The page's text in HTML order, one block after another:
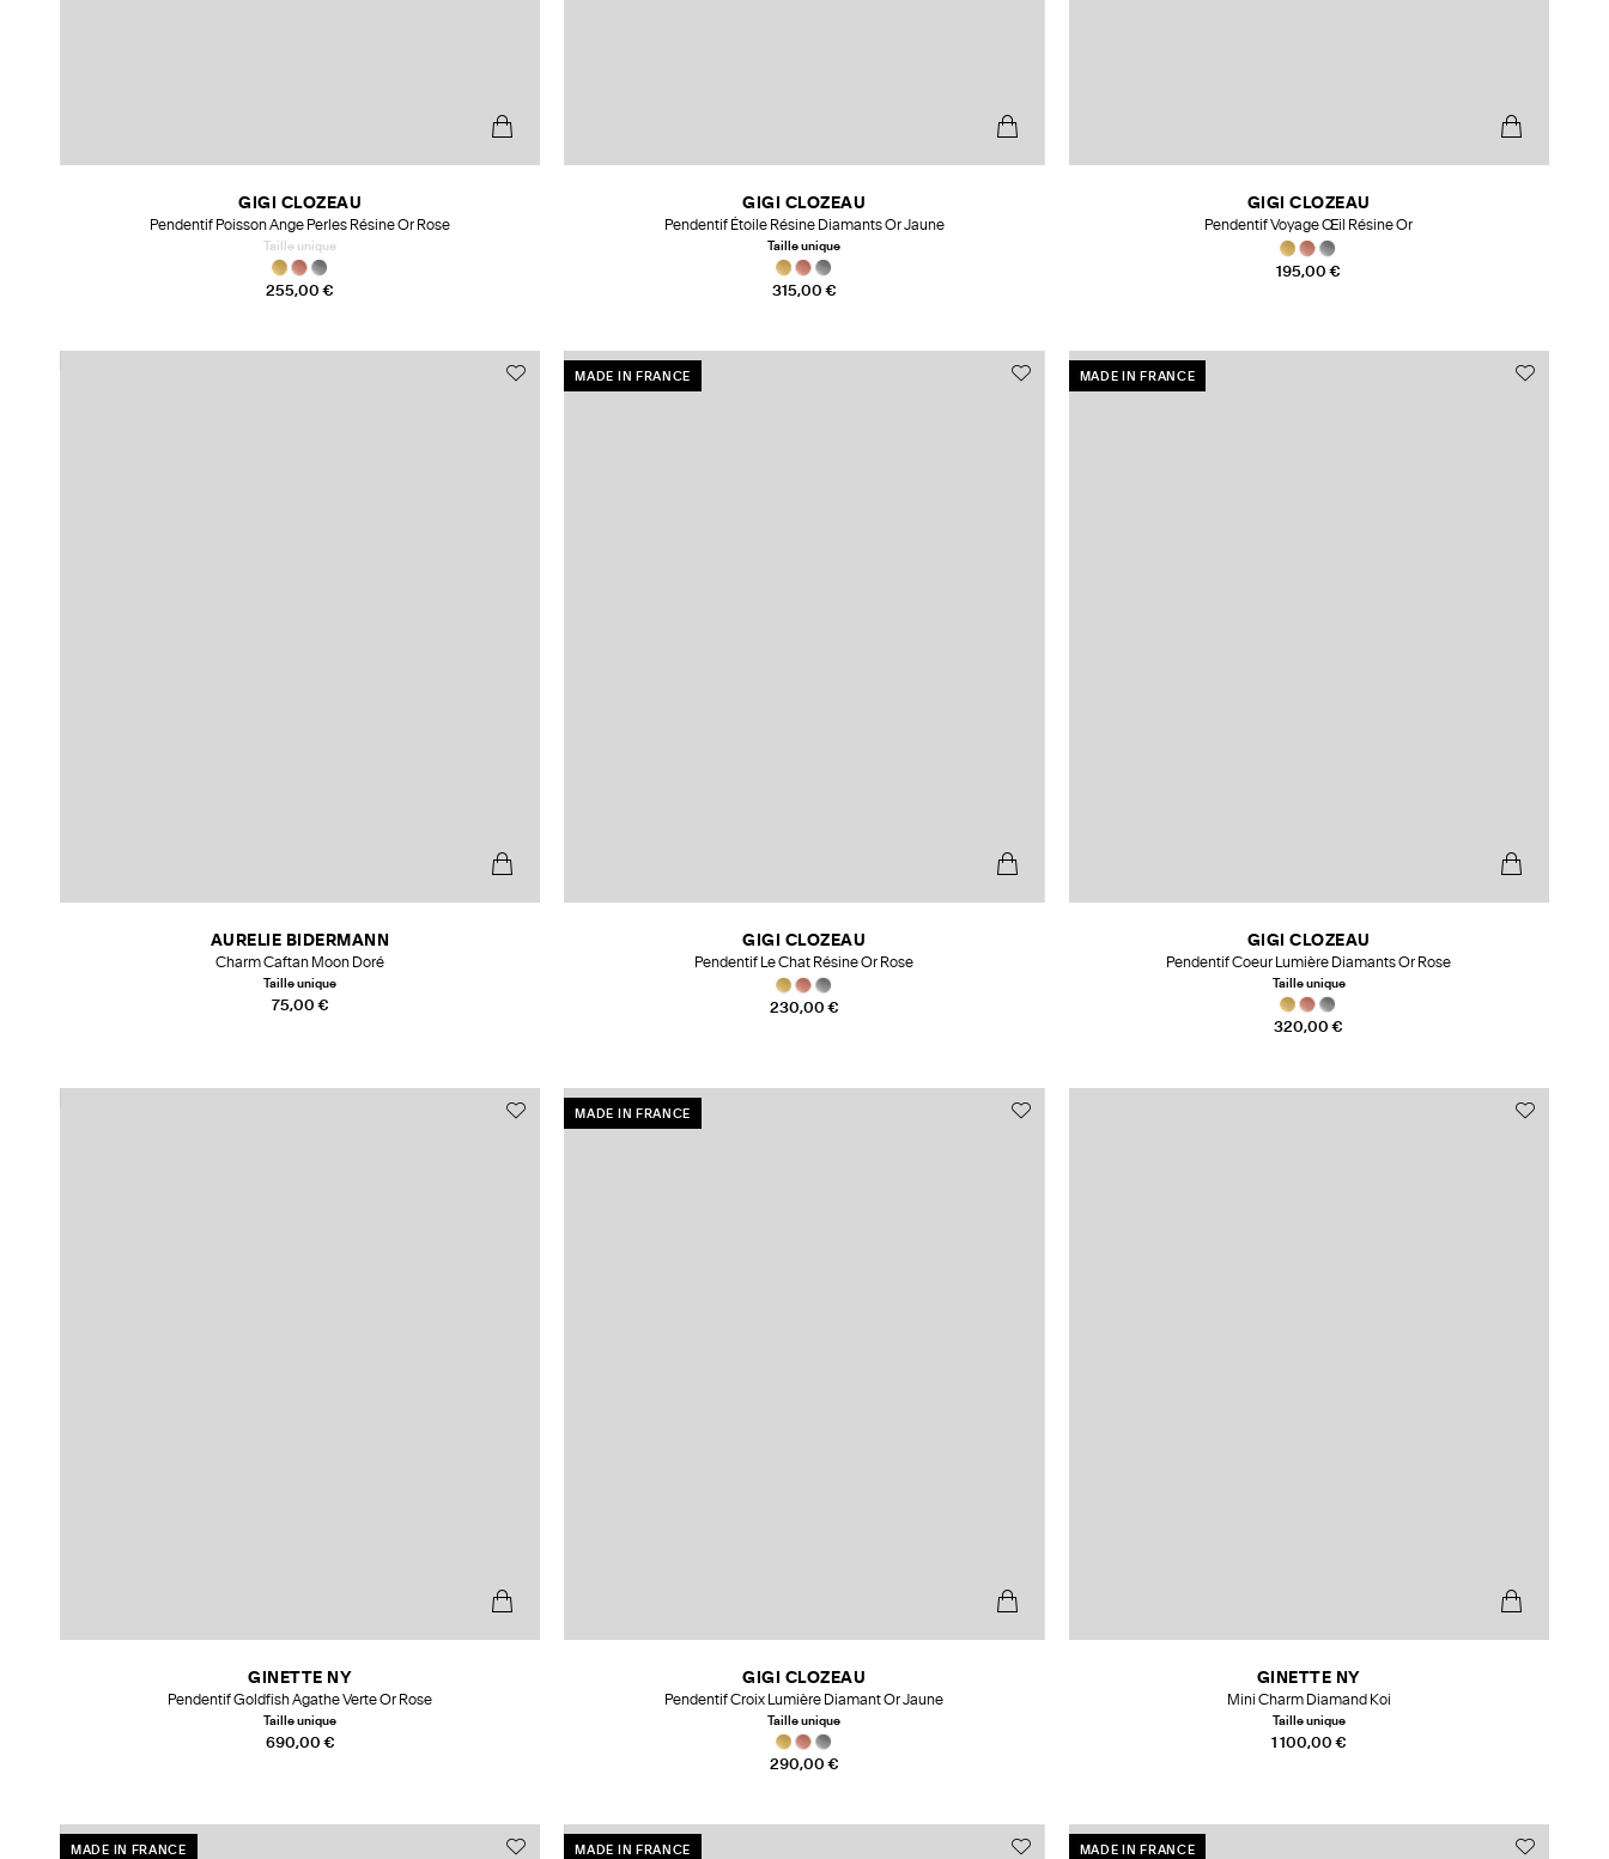
255,00 €
GIGI CLOZEAU
Pendentif Poisson Ange Perles Résine Or Rose
Taille unique
315,00 €
GIGI CLOZEAU
Pendentif Étoile Résine Diamants Or Jaune
Taille unique
195,00 €
GIGI CLOZEAU
Pendentif Voyage Œil Résine Or
75,00 €
AURELIE BIDERMANN
Charm Caftan Moon Doré
Taille unique
MADE IN FRANCE
230,00 €
GIGI CLOZEAU
Pendentif Le Chat Résine Or Rose
MADE IN FRANCE
320,00 €
GIGI CLOZEAU
Pendentif Coeur Lumière Diamants Or Rose
Taille unique
690,00 €
GINETTE NY
Pendentif Goldfish Agathe Verte Or Rose
Taille unique
MADE IN FRANCE
290,00 €
GIGI CLOZEAU
Pendentif Croix Lumière Diamant Or Jaune
Taille unique
1 100,00 €
GINETTE NY
Mini Charm Diamand Koi
Taille unique
MADE IN FRANCE MADE IN FRANCE MADE IN FRANCE